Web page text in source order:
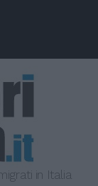
in Italia